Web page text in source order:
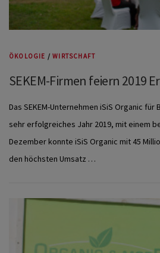
ÖKOLOGIE /WIRTSCHAFT
SEKEM-Firmen feiern 2019
Das SEKEM-Unternehmen iSiS Organic
sehr erfolgreiches Jahr 2019, mit einem
Dezember konnte iSiS Organic mit 45
den höchsten Umsatz …